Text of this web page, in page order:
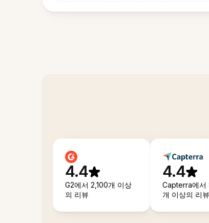
4.4
G2에서 2,100개 이상
의 리뷰
4.4
Capterra에서
개 이상의 리뷰